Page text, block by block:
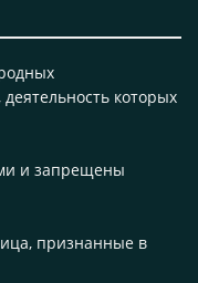
которых
и запрещены
признанные в